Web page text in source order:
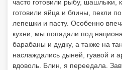
часто готовили рыбу, шашлыки,
готовили яйца и блины, пекли
лепешки и пасту. Особенно
кухни, мы попадали под
барабаны и дудку, а также на
наслаждались дыней, гуавой и
вдоволь. Блин, я переедала.